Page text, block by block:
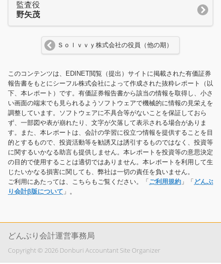
監査役
野矢茂
Ｓｏｌｖｖｙ株式会社の役員（他の期）
このコンテンツは、EDINET閲覧（提出）サイトに掲載された有価証券
報告書をもとにシーフル株式会社によって作成された抜粋レポート（以
下、本レポート）です。有価証券報告書から該当の情報を取得し、小さ
い画面の端末でも見られるようソフトウェアで機械的に情報の見栄えを
調整しています。ソフトウェアに不具合等がないことを保証しておら
ず、一部図や表が崩れたり、文字が欠落して表示される場合がありま
す。また、本レポートは、会計の学習に役立つ情報を提供することを目
的とするもので、投資活動等を勧誘又は誘引するものではなく、投資等
に関するいかなる助言も提供しません。本レポートを投資等の意思決定
の目的で使用することは適切ではありません。本レポートを利用して生
じたいかなる損害に関しても、弊社は一切の責任を負いません。
ご利用にあたっては、こちらもご覧ください。「 ご利用規約 」「 どんぶ
り会計β版について 」。
どんぶり会計運営事務局
Copyright © 2026 Donburi Accountant Site Organizer